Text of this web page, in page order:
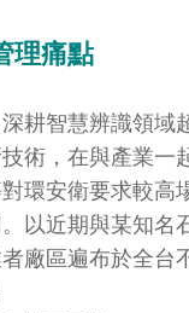
理痛點
耕智慧辨識領域
術，在與產業一
環安衛要求較高
以近期與某知名
廠區遍布於全台